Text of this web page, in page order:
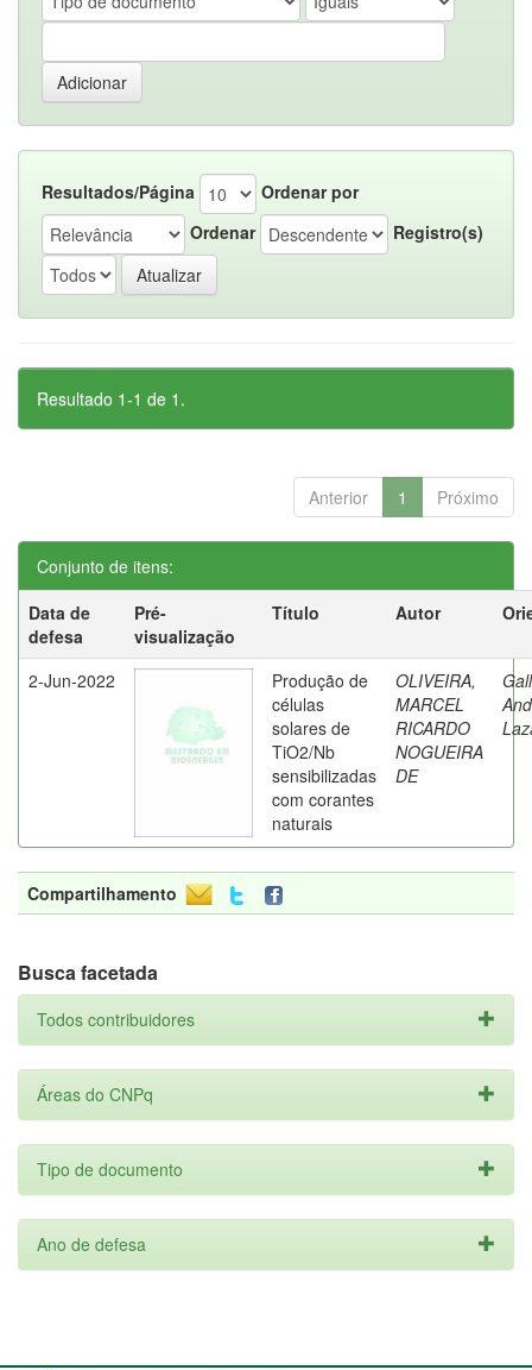
Resultados/Página
Ordenar por
Ordenar
Registro(s)
Resultado 1-1 de 1.
Anterior 1 Próximo
Conjunto de itens:
Data de
defesa
Pré-
visualização
Título Autor
2-Jun-2022
Produção de
células
solares de
TiO2/Nb
sensibilizadas
com corantes
naturais
OLIVEIRA,
MARCEL
RICARDO
NOGUEIRA
DE
Compartilhamento
Busca facetada
Todos contribuidores
Áreas do CNPq
Tipo de documento
Ano de defesa